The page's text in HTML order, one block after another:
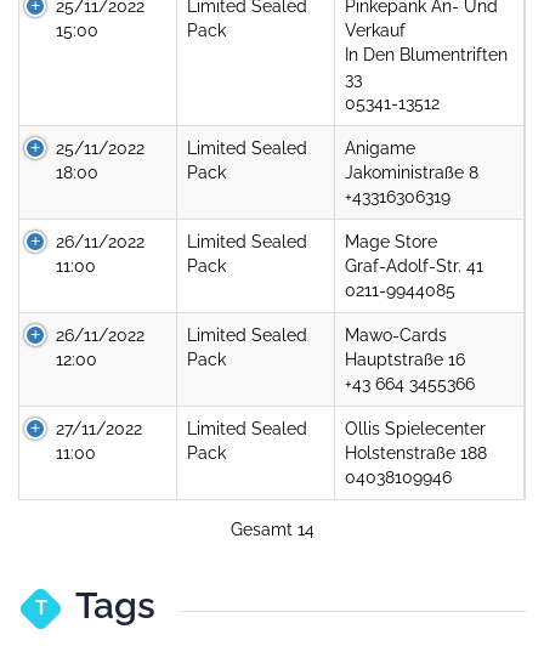
25/11/2022
15:00
Limited Sealed
Pack
Pinkepank An- Und
Verkauf
In Den Blumentriften
33
05341-13512
25/11/2022
18:00
Limited Sealed
Pack
Anigame
Jakoministraße 8
+43316306319
26/11/2022
11:00
Limited Sealed
Pack
Mage Store
Graf-Adolf-Str. 41
0211-9944085
26/11/2022
12:00
Limited Sealed
Pack
Mawo-Cards
Hauptstraße 16
+43 664 3455366
27/11/2022
11:00
Limited Sealed
Pack
Ollis Spielecenter
Holstenstraße 188
04038109946
Gesamt 14
T Tags